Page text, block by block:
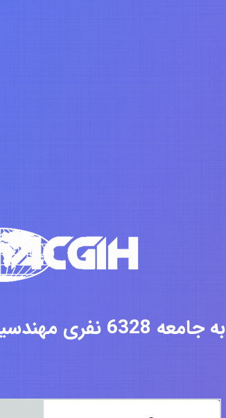
به جامعه 6328 نفری مهندسین سایت بپیوندید